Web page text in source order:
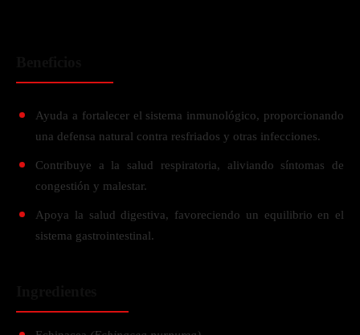
Ayuda a fortalecer el sistema inmunológico, proporcionando
una defensa natural contra resfriados y otras infecciones.
Contribuye a la salud respiratoria, aliviando síntomas de
congestión y malestar.
Apoya la salud digestiva, favoreciendo un equilibrio en el
sistema gastrointestinal.